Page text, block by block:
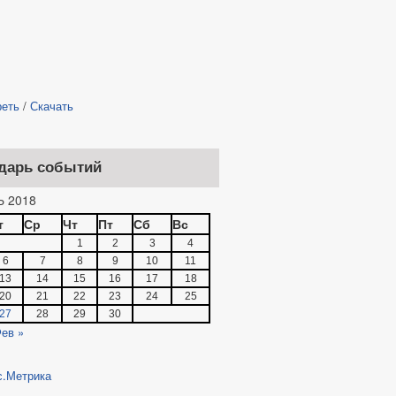
/ Скачать
событий
2018
Ср Чт Пт Сб Вс
1 2 3
4
6
7 8 9 10
11
13
14 15 16 17
18
20
21 22 23 24
25
27
28 29 30
»